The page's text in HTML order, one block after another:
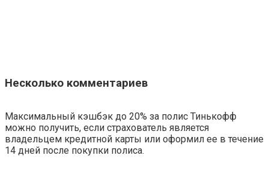
Несколько комментариев
Максимальный кэшбэк до 20% за полис Тинькофф
можно получить, если страхователь является
владельцем кредитной карты или оформил ее в течение
14 дней после покупки полиса.